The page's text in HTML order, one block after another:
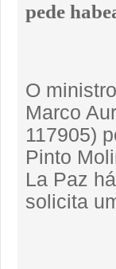
pede
O
Marco
117905)
Pinto
La Paz
solicita